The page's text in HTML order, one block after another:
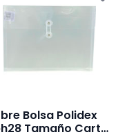
Bolsa Polidex
Tamaño Carta